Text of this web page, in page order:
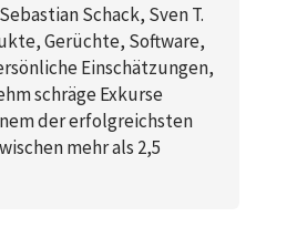
Schack, Sven T.
Gerüchte, Software,
Einschätzungen,
schräge Exkurse
der erfolgreichsten
mehr als 2,5